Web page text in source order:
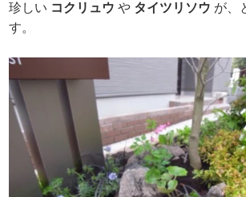
珍しい コクリュウや タイツリソウ が、
す。